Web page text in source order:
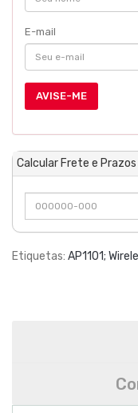
E-mail
AVISE-ME
Calcular Frete e Prazos
Etiquetas: AP1101;